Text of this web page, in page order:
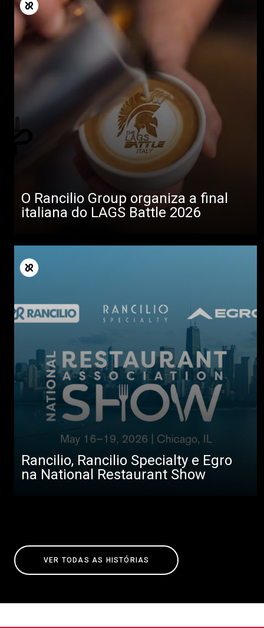
O Rancilio Group organiza a final
italiana do LAGS Battle 2026
Rancilio, Rancilio Specialty e Egro
na National Restaurant Show
VER TODAS AS HISTÓRIAS